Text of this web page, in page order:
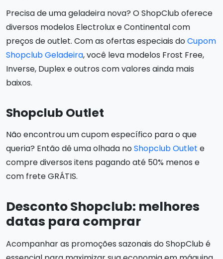
Precisa de uma geladeira nova? O ShopClub oferece
diversos modelos Electrolux e Continental com
preços de outlet. Com as ofertas especiais doCupom
Shopclub Geladeira, você leva modelos Frost Free,
Inverse, Duplex e outros com valores ainda mais
baixos.
Shopclub Outlet
Não encontrou um cupom específico para o que
queria? Então dê uma olhada noShopclub Outlet e
compre diversos itens pagando até 50% menos e
com frete GRÁTIS.
Desconto Shopclub: melhores
datas para comprar
Acompanhar as promoções sazonais do ShopClub é